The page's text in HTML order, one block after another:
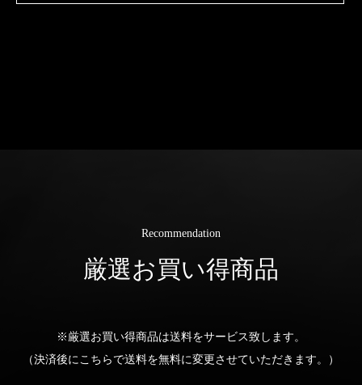
Recommendation
厳選お買い得商品
※厳選お買い得商品は送料をサービス致します。
（決済後にこちらで送料を無料に変更させていただきます。）